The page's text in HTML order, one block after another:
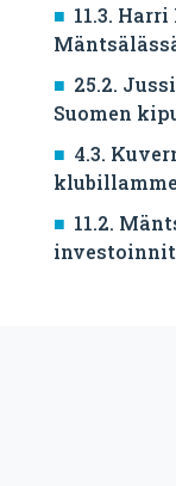
11.3.
25.2.
Suomen
4.3.
klubillamme
11.2.